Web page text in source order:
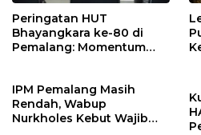
Peringatan HUT
Bhayangkara ke-80 di
Pemalang: Momentum
IPM Pemalang Masih
Rendah, Wabup
Nurkholes Kebut Wajib